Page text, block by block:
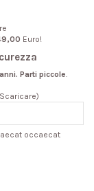
Euro!
Parti piccole
occaecat